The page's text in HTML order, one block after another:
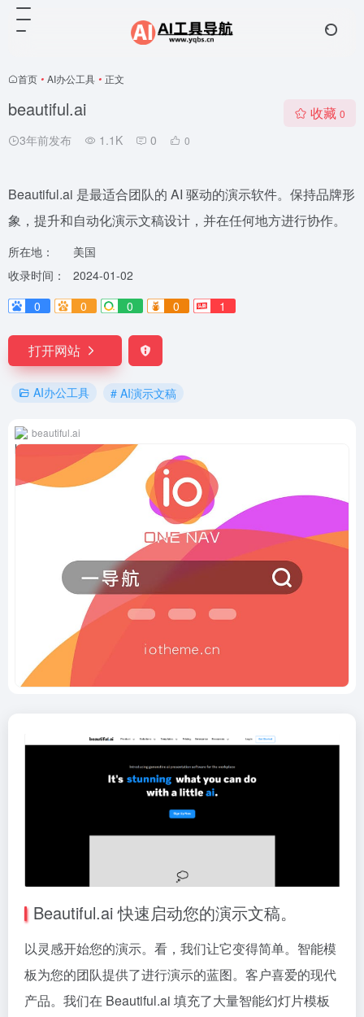
首页 • AI办公工具 • 正文
beautiful.ai
3年前发布 1.1K 0 0
收藏 0
Beautiful.ai 是最适合团队的 AI 驱动的演示软件。保持品牌形
象，提升和自动化演示文稿设计，并在任何地方进行协作。
所在地：
美国
收录时间：
2024-01-02
0
0 0 0 1
打开网站
AI办公工具 # AI演示文稿
beautiful.ai
Beautiful.ai 快速启动您的演示文稿。
以灵感开始您的演示。看，我们让它变得简单。智能模
板为您的团队提供了进行演示的蓝图。客户喜爱的现代
产品。我们在 Beautiful.ai 填充了大量智能幻灯片模板